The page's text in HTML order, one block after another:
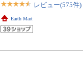
レビュー(575件)
Earth Mart